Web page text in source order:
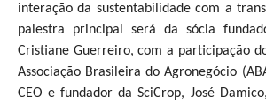
interação da sustentabilidade com a
palestra principal será da sócia
Cristiane Guerreiro, com a participação
Associação Brasileira do Agronegócio
CEO e fundador da SciCrop, José